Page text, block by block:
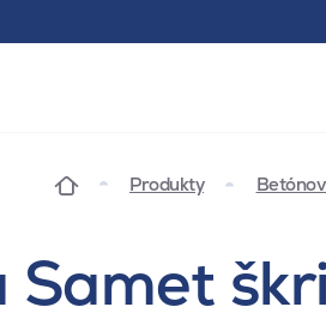
Produkty
Samet